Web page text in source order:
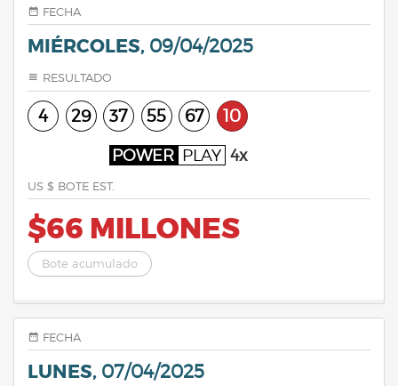
FECHA
MIÉRCOLES, 09/04/2025
RESULTADO
4 29 37 55 67 10
POWER PLAY 4x
US $ BOTE EST.
$66 MILLONES
Bote acumulado
FECHA
LUNES, 07/04/2025